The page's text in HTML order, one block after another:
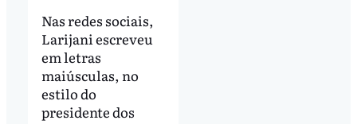
Nas redes sociais,
Larijani escreveu
em letras
maiúsculas, no
estilo do
presidente dos